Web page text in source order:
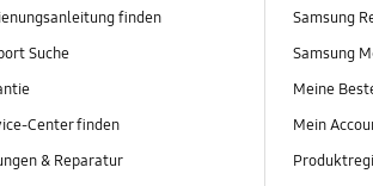
finden
Suche
Center finden
& Reparatur
Samsung
Samsung
Meine
Mein